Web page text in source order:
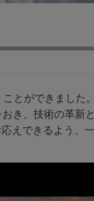
とができました。
き、技術の革新
えできるよう、